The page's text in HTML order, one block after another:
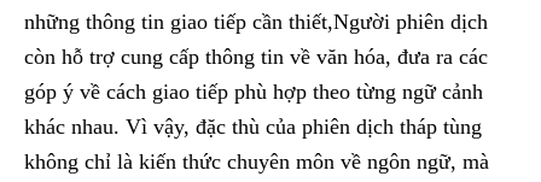
những thông tin giao tiếp cần thiết,Người phiên dịch
còn hỗ trợ cung cấp thông tin về văn hóa, đưa ra các
góp ý về cách giao tiếp phù hợp theo từng ngữ cảnh
khác nhau. Vì vậy, đặc thù của phiên dịch tháp tùng
không chỉ là kiến thức chuyên môn về ngôn ngữ, mà